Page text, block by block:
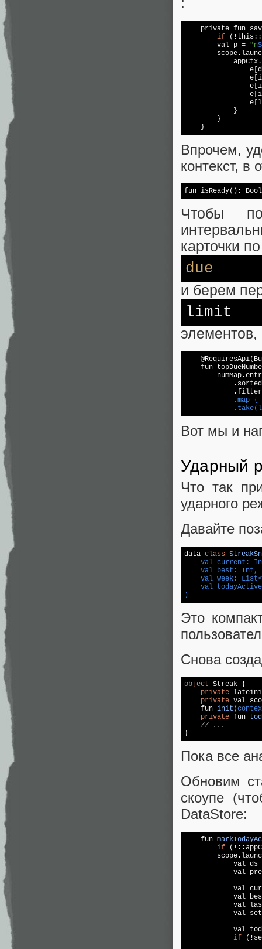
:
private fun
if
        val p =
"n
            }
        }
    }
Впрочем,
контекст, в
fun isReady():
Чтобы
карточки
due
и берем
limit
fun
            .
            .
.map {
Вот мы и
Ударный
Что так
ударного
Давайте
data class
val current:
    val best: Int,
val week:
val
)
Это
Снова
object Streak {
private
private val
fun init (
private fun
// ...
}
Пока все
Обновим
скоупе
DataStore:
fun
if
val ds
val
val
val
val
            val
set
val
if (!